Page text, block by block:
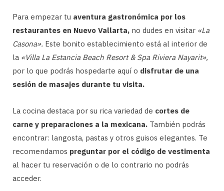
Para empezar tu aventura gastronómica por los
restaurantes en Nuevo Vallarta, no dudes en visitar «La
Casona». Este bonito establecimiento está al interior de
la «Villa La Estancia Beach Resort & Spa Riviera Nayarit»,
por lo que podrás hospedarte aquí o disfrutar de una
sesión de masajes durante tu visita.
La cocina destaca por su rica variedad de cortes de
carne y preparaciones a la mexicana. También podrás
encontrar: langosta, pastas y otros guisos elegantes. Te
recomendamos preguntar por el código de vestimenta
al hacer tu reservación o de lo contrario no podrás
acceder.